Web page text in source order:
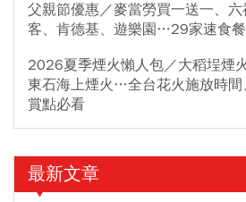
父親節優惠／麥當勞買一送一、
客、肯德基、遊樂園…29家速食
2026夏季煙火懶人包／大稻埕煙
東石海上煙火…全台花火施放時間
賞點必看
最新文章